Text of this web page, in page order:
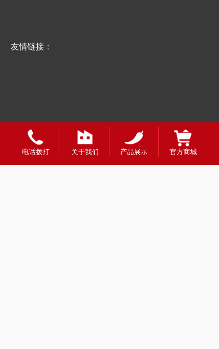
友情链接：
全国合作热线
400-1888-980
电话拨打 关于我们 产品展示 官方商城